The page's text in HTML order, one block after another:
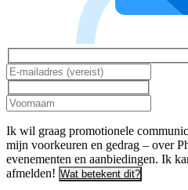
Ik wil graag promotionele
mijn voorkeuren en gedrag – over
evenementen en aanbiedingen. Ik
afmelden! Wat betekent dit?